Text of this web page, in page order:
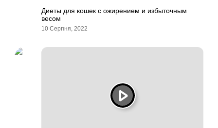
Диеты для кошек с ожирением и избыточным
весом
10 Серпня, 2022